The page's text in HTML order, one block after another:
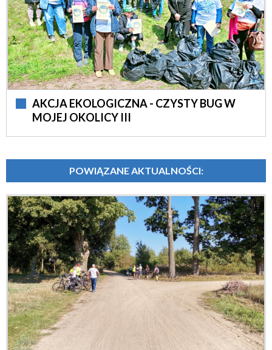
AKCJA EKOLOGICZNA - CZYSTY BUG W
MOJEJ OKOLICY III
POWIĄZANE AKTUALNOŚCI: